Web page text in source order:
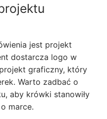
jest projekt
dostarcza logo w
graficzny, który
Warto zadbać o
aby krówki stanowiły
marce.